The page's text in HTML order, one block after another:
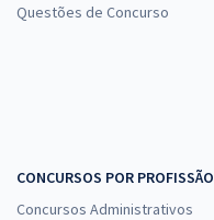
Questões de Concurso
CONCURSOS POR PROFISSÃO
Concursos Administrativos